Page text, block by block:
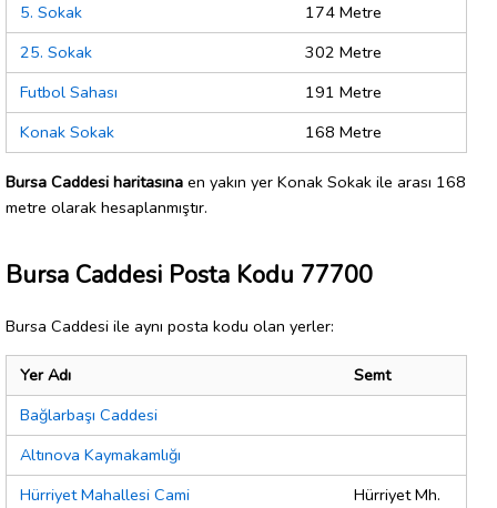
5. Sokak
174 Metre
25. Sokak
302 Metre
Futbol Sahası
191 Metre
Konak Sokak
168 Metre
Bursa Caddesi haritasına en yakın yer Konak Sokak ile arası 168
metre olarak hesaplanmıştır.
Bursa Caddesi Posta Kodu 77700
Bursa Caddesi ile aynı posta kodu olan yerler:
Yer Adı
Semt
Bağlarbaşı Caddesi
Altınova Kaymakamlığı
Hürriyet Mahallesi Cami
Hürriyet Mh.